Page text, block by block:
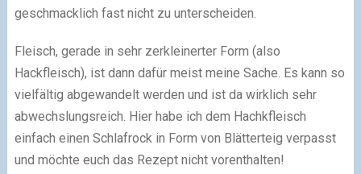
geschmacklich fast nicht zu unterscheiden.
Fleisch, gerade in sehr zerkleinerter Form (also
Hackfleisch), ist dann dafür meist meine Sache. Es kann so
vielfältig abgewandelt werden und ist da wirklich sehr
abwechslungsreich. Hier habe ich dem Hachkfleisch
einfach einen Schlafrock in Form von Blätterteig verpasst
und möchte euch das Rezept nicht vorenthalten!